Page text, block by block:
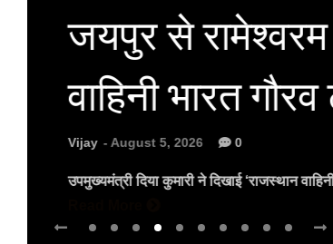
जयपुर से रामेश्वरम
वाहिनी भारत
Vijay - August 5, 2026 0
उपमुख्यमंत्री दिया कुमारी ने दिखाई ‘राजस्थान